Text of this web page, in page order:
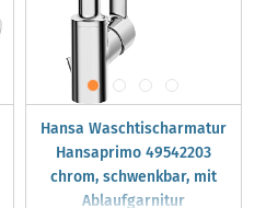
Hansa Waschtischarmatur
Hansaprimo 49542203
chrom, schwenkbar, mit
Ablaufgarnitur